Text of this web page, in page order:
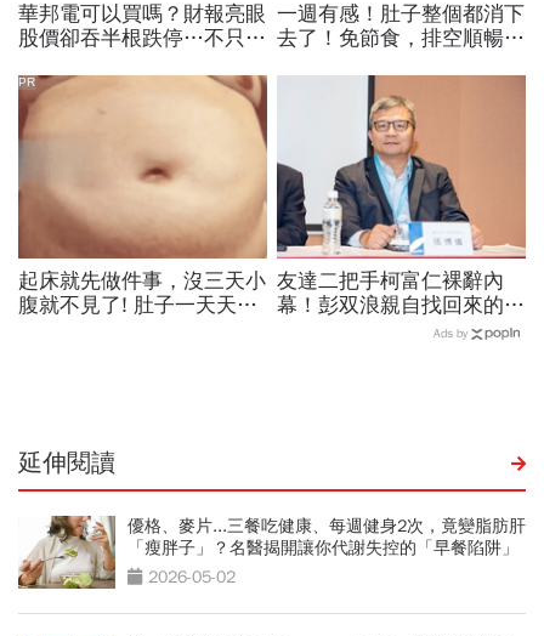
華邦電可以買嗎？財報亮眼
股價卻吞半根跌停…不只外
張利空，要抱要殺全看2重
點
一週有感！肚子整個都消下
去了！免節食，排空順暢就
起床就先做件事，沒三天小
腹就不見了! 肚子一天天變
PR
友達二把手柯富仁裸辭內
幕！彭双浪親自找回來的接
班人，為何最後撕破臉？
Ads by
延伸閱讀
優格、麥片...三餐吃健康、每週健身2次，竟變脂肪肝
「瘦胖子」？名醫揭開讓你代謝失控的「早餐陷阱」
2026-05-02